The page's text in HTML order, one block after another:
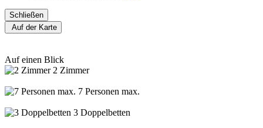
Schließen
Auf der Karte
Auf einen Blick
2 Zimmer
7 Personen max.
3 Doppelbetten